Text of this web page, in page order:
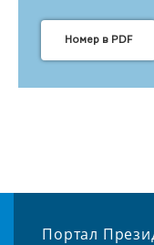
Номер в PDF
Портал